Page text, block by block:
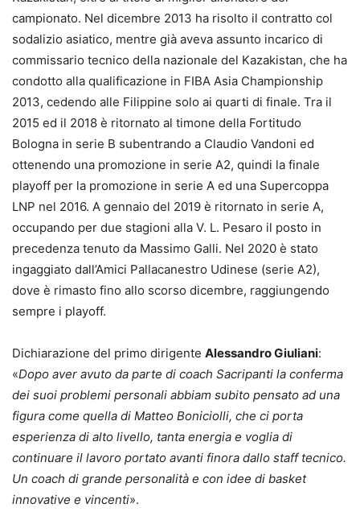
campionato. Nel dicembre 2013 ha risolto il contratto col
sodalizio asiatico, mentre già aveva assunto incarico di
commissario tecnico della nazionale del Kazakistan, che ha
condotto alla qualificazione in FIBA Asia Championship
2013, cedendo alle Filippine solo ai quarti di finale. Tra il
2015 ed il 2018 è ritornato al timone della Fortitudo
Bologna in serie B subentrando a Claudio Vandoni ed
ottenendo una promozione in serie A2, quindi la finale
playoff per la promozione in serie A ed una Supercoppa
LNP nel 2016. A gennaio del 2019 è ritornato in serie A,
occupando per due stagioni alla V. L. Pesaro il posto in
precedenza tenuto da Massimo Galli. Nel 2020 è stato
ingaggiato dall’Amici Pallacanestro Udinese (serie A2),
dove è rimasto fino allo scorso dicembre, raggiungendo
sempre i playoff.
Dichiarazione del primo dirigente Alessandro Giuliani:
«Dopo aver avuto da parte di coach Sacripanti la conferma
dei suoi problemi personali abbiam subito pensato ad una
figura come quella di Matteo Boniciolli, che ci porta
esperienza di alto livello, tanta energia e voglia di
continuare il lavoro portato avanti finora dallo staff tecnico.
Un coach di grande personalità e con idee di basket
innovative e vincenti».